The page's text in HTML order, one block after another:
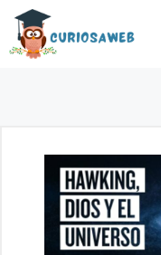
Saltar
contenido